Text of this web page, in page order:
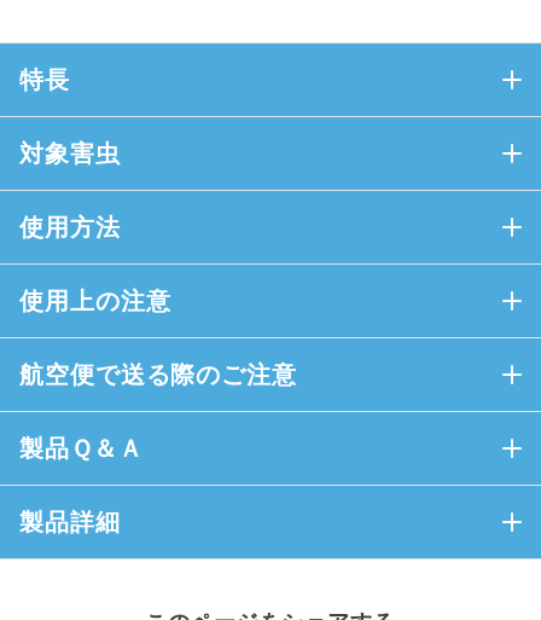
特長
対象害虫
使用方法
使用上の注意
航空便で送る際のご注意
製品Ｑ＆Ａ
製品詳細